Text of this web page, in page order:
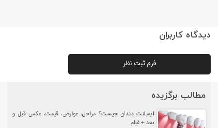
دیدگاه کاربران
فرم ثبت نظر
مطالب برگزیده
ایمپلنت دندان چیست؟ مراحل، عوارض، قیمت، عکس قبل و
بعد + فیلم